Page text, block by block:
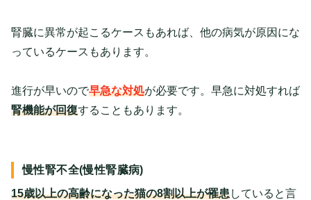
腎臓に異常が起こるケースもあれば、他の病気が原因にな
っているケースもあります。
進行が早いので早急な対処が必要です。早急に対処すれば
腎機能が回復することもあります。
慢性腎不全(慢性腎臓病)
15歳以上の高齢になった猫の8割以上が罹患していると言